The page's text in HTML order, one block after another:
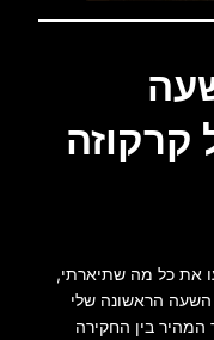
קרקוזה
את כל מה שתיארתי,
השעה הראשונה שלי
בין החקירה